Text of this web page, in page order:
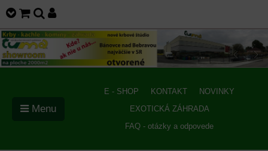
E - SHOP KONTAKT
NOVINKY
EXOTICKÁ ZÁHRADA
FAQ - otázky a odpovede
Menu